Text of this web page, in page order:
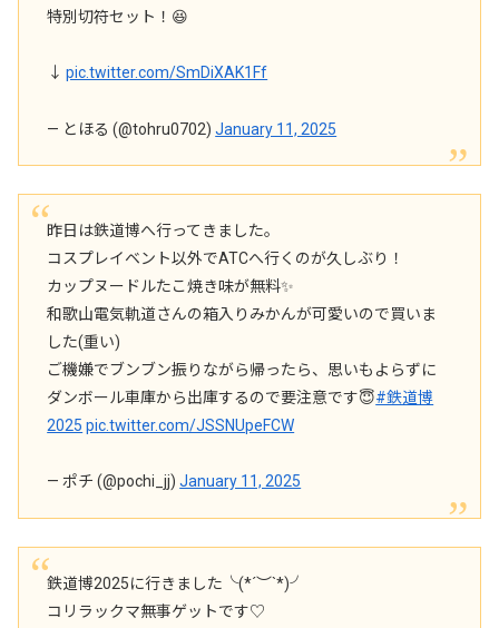
特別切符セット！😆
↓pic.twitter.com/SmDiXAK1Ff
— とほる (@tohru0702)January 11, 2025
昨日は鉄道博へ行ってきました。
コスプレイベント以外でATCへ行くのが久しぶり！
カップヌードルたこ焼き味が無料✨️
和歌山電気軌道さんの箱入りみかんが可愛いので買いま
した(重い)
ご機嫌でブンブン振りながら帰ったら、思いもよらずに
ダンボール車庫から出庫するので要注意です😇#鉄道博
2025 pic.twitter.com/JSSNUpeFCW
— ポチ (@pochi_jj)January 11, 2025
鉄道博2025に行きました╰(*´︶`*)╯
コリラックマ無事ゲットです♡